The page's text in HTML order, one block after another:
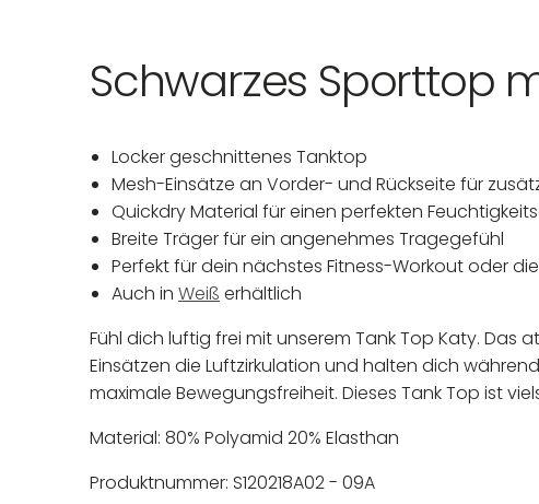
Schwarzes Sporttop
Locker geschnittenes Tanktop
Mesh-Einsätze an Vorder- und Rückseite für
Quickdry Material für einen perfekten
Breite Träger für ein angenehmes Tragegefühl
Perfekt für dein nächstes Fitness-Workout oder
Auch in Weiß erhältlich
Fühl dich luftig frei mit unserem Tank Top Katy.
Einsätzen die Luftzirkulation und halten dich
maximale Bewegungsfreiheit. Dieses Tank Top ist
Material: 80% Polyamid 20% Elasthan
Produktnummer: S120218A02 - 09A